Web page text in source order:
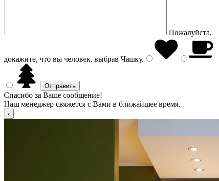
Пожалуйста,
докажите, что вы человек, выбрав Чашку.
Спасибо за Ваше сообщение!
Наш менеджер свяжется с Вами в ближайшее время.